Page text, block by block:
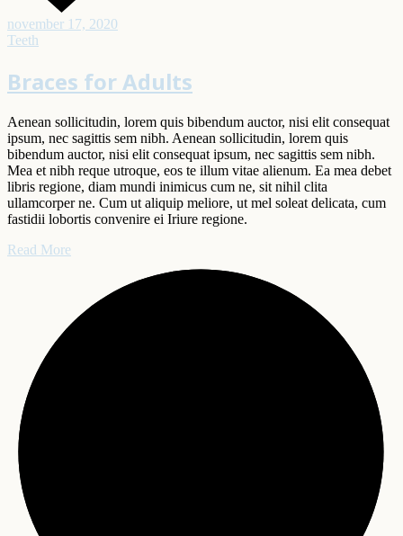
november 17, 2020
Teeth
Braces for Adults
Aenean sollicitudin, lorem quis bibendum auctor, nisi elit consequat
ipsum, nec sagittis sem nibh. Aenean sollicitudin, lorem quis
bibendum auctor, nisi elit consequat ipsum, nec sagittis sem nibh.
Mea et nibh reque utroque, eos te illum vitae alienum. Ea mea debet
libris regione, diam mundi inimicus cum ne, sit nihil clita
ullamcorper ne. Cum ut aliquip meliore, ut mel soleat delicata, cum
fastidii lobortis convenire ei Iriure regione.
Read More